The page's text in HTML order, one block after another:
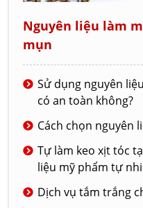
Nguyên liệu làm
mụn
Sử dụng nguyên
có an toàn không?
Cách chọn nguyên
Tự làm keo xịt tóc
liệu mỹ phẩm tự
Dịch vụ tắm trắng